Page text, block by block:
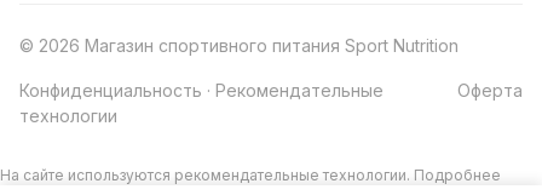
© 2026 Магазин спортивного питания Sport Nutrition
Конфиденциальность · Рекомендательные
технологии
Оферта
На сайте используются рекомендательные технологии. Подробнее